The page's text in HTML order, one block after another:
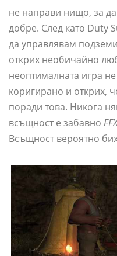
не направи нищо, за
добре. След като Duty
да управлявам
открих необичайно
неоптималната игра
коригирано и открих,
поради това. Никога
всъщност е забавно
Всъщност вероятно